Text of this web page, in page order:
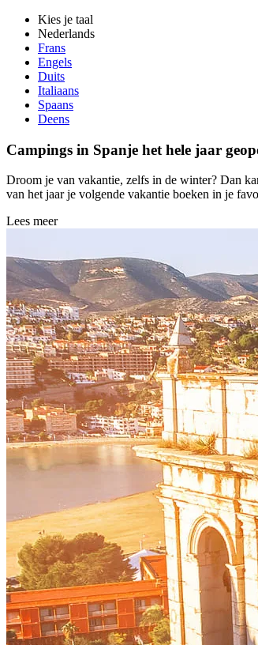
Kies je taal
Nederlands
Frans
Engels
Duits
Italiaans
Spaans
Deens
Campings in Spanje het hele jaar
Droom je van vakantie, zelfs in de winter? Dan
van het jaar je volgende vakantie boeken in je
Lees meer